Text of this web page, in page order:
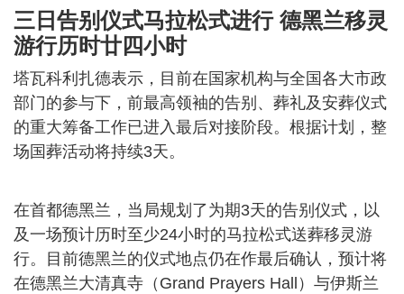
三日告别仪式马拉松式进行 德黑兰移灵
游行历时廿四小时
塔瓦科利扎德表示，目前在国家机构与全国各大市政
部门的参与下，前最高领袖的告别、葬礼及安葬仪式
的重大筹备工作已进入最后对接阶段。根据计划，整
场国葬活动将持续3天。
在首都德黑兰，当局规划了为期3天的告别仪式，以
及一场预计历时至少24小时的马拉松式送葬移灵游
行。目前德黑兰的仪式地点仍在作最后确认，预计将
在德黑兰大清真寺（Grand Prayers Hall）与伊斯兰